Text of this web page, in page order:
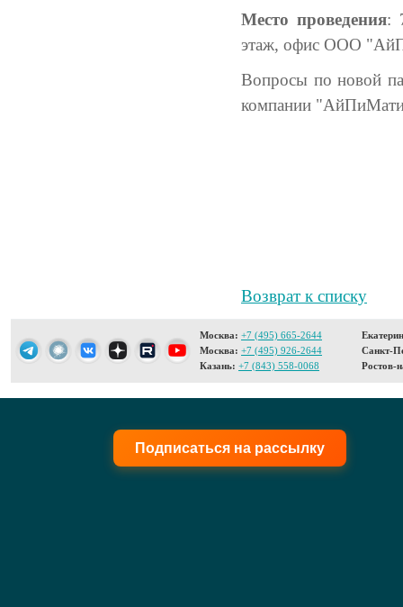
Место проведения:
этаж, офис ООО
Вопросы по новой
компании
Возврат к списку
Москва: +7 (495) 665-2644
Москва: +7 (495) 926-2644
Казань: +7 (843) 558-0068
Санкт-
Ростов-
Подписаться на рассылку